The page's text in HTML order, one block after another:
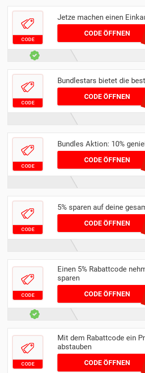
CODE
Jetze machen einen
CODE ÖFFNEN
CODE
Bundlestars bietet die
CODE ÖFFNEN
CODE
Bundles Aktion: 10%
CODE ÖFFNEN
CODE
5% sparen auf deine
CODE ÖFFNEN
CODE
Einen 5% Rabattcode
sparen
CODE ÖFFNEN
CODE
Mit dem Rabattcode ein
abstauben
CODE ÖFFNEN